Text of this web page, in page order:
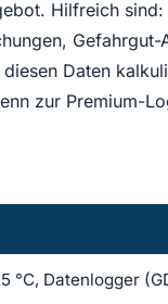
Hilfreich
Daten
zur Premium-
°C, Datenlogger